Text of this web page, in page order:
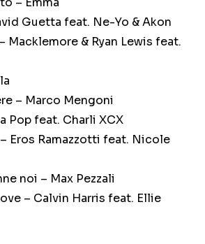
Guetta feat. Ne-Yo & Akon
Macklemore & Ryan Lewis feat.
– Marco Mengoni
Pop feat. Charli XCX
– Eros Ramazzotti feat. Nicole
noi – Max Pezzali
– Calvin Harris feat. Ellie